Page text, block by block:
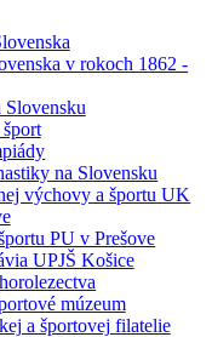
v rokoch 1862 -
na Slovensku
výchovy a športu UK
PU v Prešove
UPJŠ Košice
múzeum
a športovej filatelie